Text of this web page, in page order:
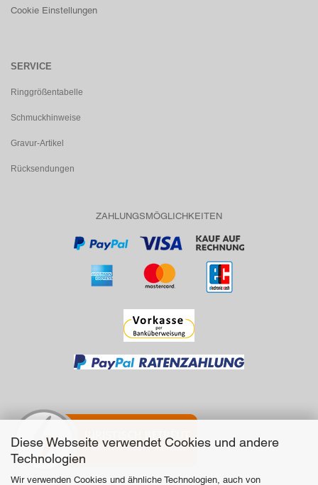
Diese Webseite verwendet Cookies und andere
Technologien
Wir verwenden Cookies und ähnliche Technologien, auch von
Cookie Einstellungen
SERVICE
Ringgrößentabelle
Schmuckhinweise
Gravur-Artikel
Rücksendungen
ZAHLUNGSMÖGLICHKEITEN